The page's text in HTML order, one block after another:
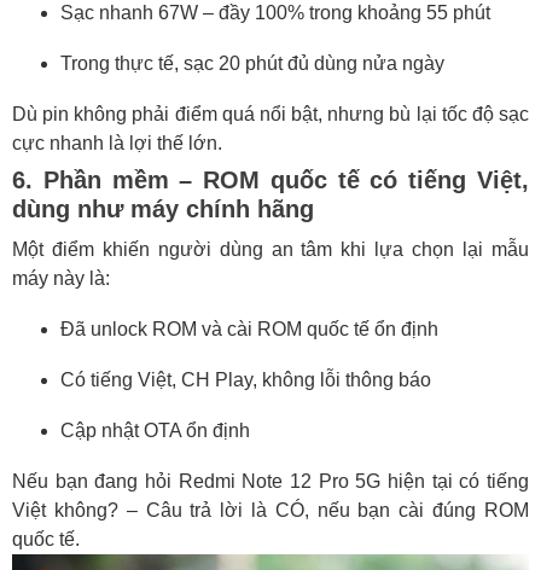
Sạc nhanh 67W – đầy 100% trong khoảng 55 phút
Trong thực tế, sạc 20 phút đủ dùng nửa ngày
Dù pin không phải điểm quá nổi bật, nhưng bù lại tốc độ sạc
cực nhanh là lợi thế lớn.
6. Phần mềm – ROM quốc tế có tiếng Việt,
dùng như máy chính hãng
Một điểm khiến người dùng an tâm khi lựa chọn lại mẫu
máy này là:
Đã unlock ROM và cài ROM quốc tế ổn định
Có tiếng Việt, CH Play, không lỗi thông báo
Cập nhật OTA ổn định
Nếu bạn đang hỏi Redmi Note 12 Pro 5G hiện tại có tiếng
Việt không? – Câu trả lời là CÓ, nếu bạn cài đúng ROM
quốc tế.